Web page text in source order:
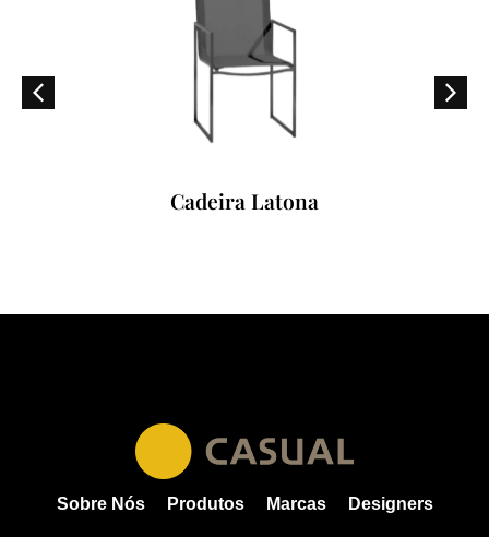
Cadeira Latona
Sobre Nós Produtos Marcas Designers